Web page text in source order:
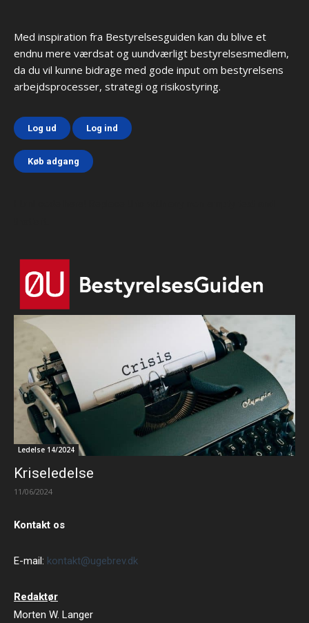
Med inspiration fra Bestyrelsesguiden kan du blive et
endnu mere værdsat og uundværligt bestyrelsesmedlem,
da du vil kunne bidrage med gode input om bestyrelsens
arbejdsprocesser, strategi og risikostyring.
Log ud Log ind
Køb adgang
Ledelse 14/2024
Kriseledelse
11/06/2024
Kontakt os
E-mail: kontakt@ugebrev.dk
Redaktør
Morten W. Langer